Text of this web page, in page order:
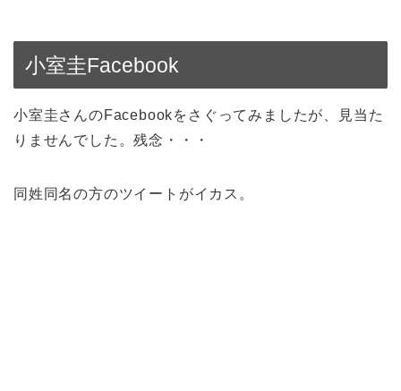
小室圭Facebook
小室圭さんのFacebookをさぐってみましたが、見当た
りませんでした。残念・・・
同姓同名の方のツイートがイカス。